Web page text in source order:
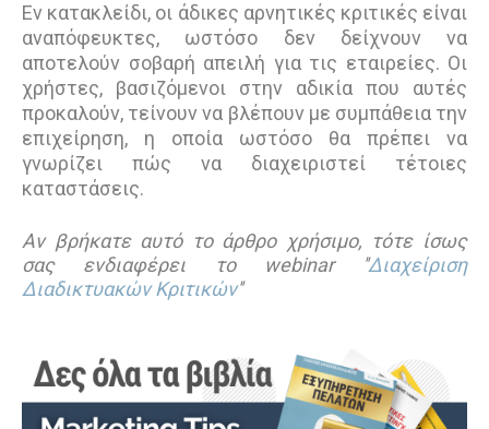
Εν κατακλείδι, οι άδικες αρνητικές κριτικές είναι
αναπόφευκτες, ωστόσο δεν δείχνουν να
αποτελούν σοβαρή απειλή για τις εταιρείες. Οι
χρήστες, βασιζόμενοι στην αδικία που αυτές
προκαλούν, τείνουν να βλέπουν με συμπάθεια την
επιχείρηση, η οποία ωστόσο θα πρέπει να
γνωρίζει πώς να διαχειριστεί τέτοιες
καταστάσεις.
Αν βρήκατε αυτό το άρθρο χρήσιμο, τότε ίσως
σας ενδιαφέρει το webinar ''Διαχείριση
Διαδικτυακών Κριτικών''